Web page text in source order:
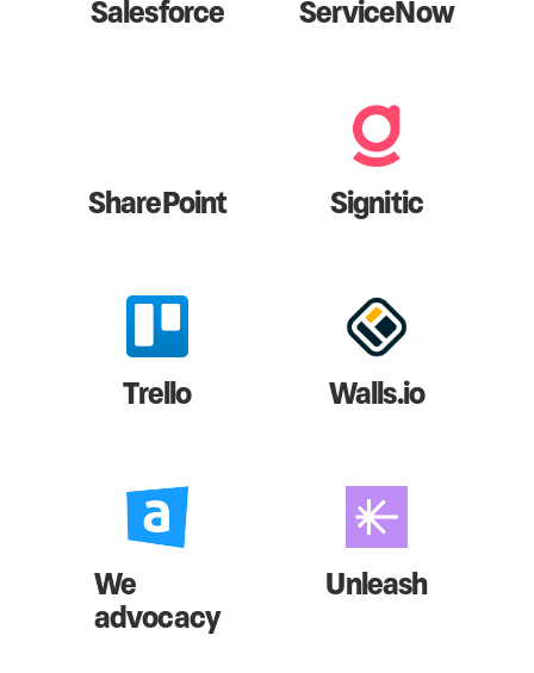
Salesforce ServiceNow
SharePoint Signitic
Trello Walls.io
We
advocacy
Unleash